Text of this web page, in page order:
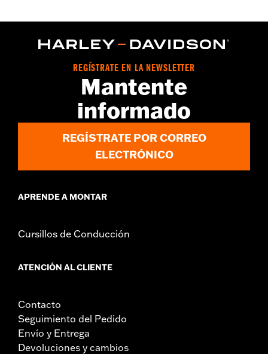
FLHXU y FLTRXRRSE). No compatible con los modelos Trike. No
admite respaldo para el piloto. Anchura del asiento: 15,0
Instrucciones de instalación
Se vende por unidades:Cada una
Contenido del embalaje:Incluye toda la tornillería de fijación
15.0
REGÍSTRATE EN LA NEWSLETTER
Mantente
informado
REGÍSTRATE POR CORREO
ELECTRÓNICO
APRENDE A MONTAR
Cursillos de Conducción
ATENCIÓN AL CLIENTE
Contacto
Seguimiento del Pedido
Envío y Entrega
Devoluciones y cambios